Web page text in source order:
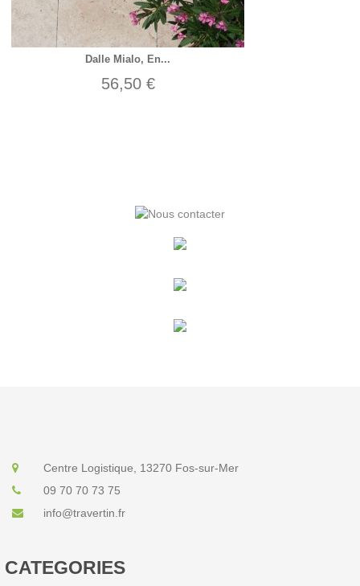
Dalle Mialo, En...
56,50 €
Centre Logistique, 13270 Fos-sur-Mer
09 70 70 73 75
info@travertin.fr
CATEGORIES